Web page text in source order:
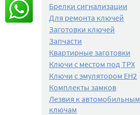
Брелки сигнализации
Для ремонта ключей
Заготовки ключей
Запчасти
Квартирные заготовки
Ключи с местом под TPX
Ключи с эмулятором EH2
Комплекты замков
Лезвия к автомобильным
ключам